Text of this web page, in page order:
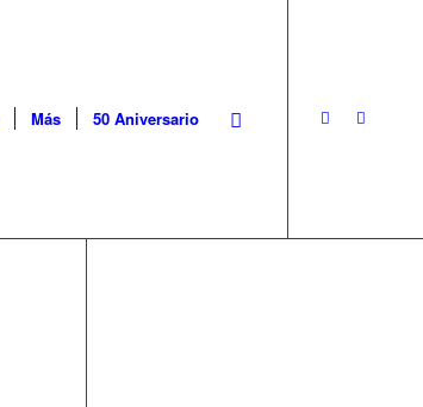
Más 50 Aniversario